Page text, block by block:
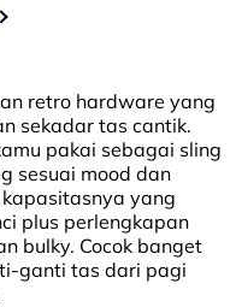
retro hardware yang
sekadar tas cantik.
pakai sebagai sling
sesuai mood dan
yang
plus perlengkapan
bulky. Cocok banget
ganti tas dari pagi